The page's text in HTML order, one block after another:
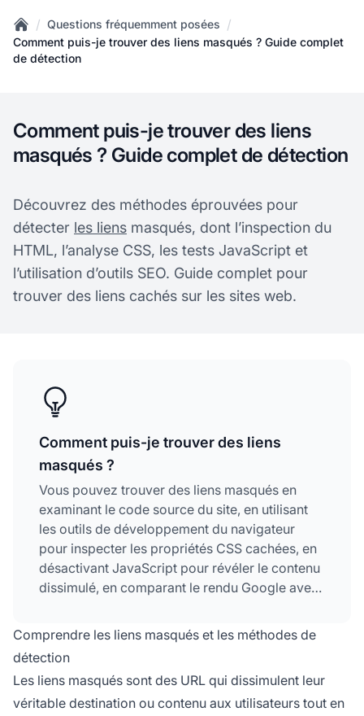
Home
/ Questions fréquemment posées /
Comment puis-je trouver des liens masqués ? Guide complet
de détection
Comment puis-je trouver des liens
masqués ? Guide complet de détection
Découvrez des méthodes éprouvées pour
détecter les liens masqués, dont l’inspection du
HTML, l’analyse CSS, les tests JavaScript et
l’utilisation d’outils SEO. Guide complet pour
trouver des liens cachés sur les sites web.
Comment puis-je trouver des liens
masqués ?
Vous pouvez trouver des liens masqués en
examinant le code source du site, en utilisant
les outils de développement du navigateur
pour inspecter les propriétés CSS cachées, en
désactivant JavaScript pour révéler le contenu
dissimulé, en comparant le rendu Google avec
user-agents, et en utilisant des outils SEO
professionnels comme Semrush, Ahrefs et
Screaming Frog qui détectent les liens cachés
ou déguisés.
Comprendre les liens masqués et les méthodes de
détection
Les liens masqués sont des URL qui dissimulent leur
véritable destination ou contenu aux utilisateurs tout en